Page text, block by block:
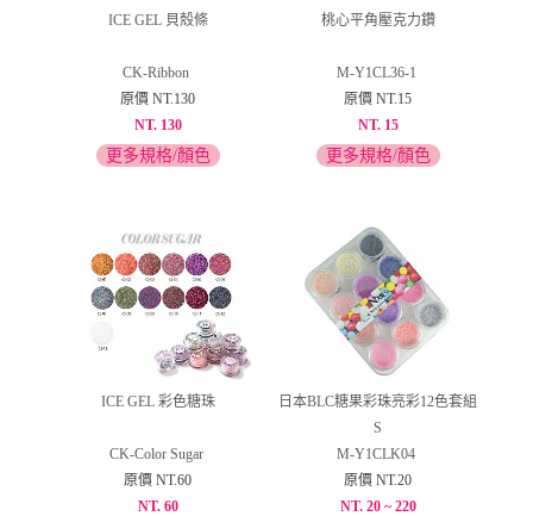
ICE GEL 貝殼條
CK-Ribbon
原價 NT.130
NT. 130
更多規格/顏色
桃心平角壓克力鑽
M-Y1CL36-1
原價 NT.15
NT. 15
更多規格/顏色
ICE GEL 彩色糖珠
CK-Color Sugar
原價 NT.60
NT. 60
日本BLC糖果彩珠亮彩12色套組
S
M-Y1CLK04
原價 NT.20
NT. 20 ~ 220